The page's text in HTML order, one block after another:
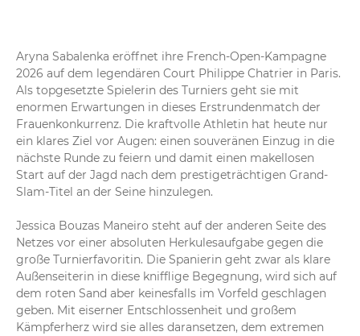
Aryna Sabalenka eröffnet ihre French-Open-Kampagne
2026 auf dem legendären Court Philippe Chatrier in Paris.
Als topgesetzte Spielerin des Turniers geht sie mit
enormen Erwartungen in dieses Erstrundenmatch der
Frauenkonkurrenz. Die kraftvolle Athletin hat heute nur
ein klares Ziel vor Augen: einen souveränen Einzug in die
nächste Runde zu feiern und damit einen makellosen
Start auf der Jagd nach dem prestigeträchtigen Grand-
Slam-Titel an der Seine hinzulegen.
Jessica Bouzas Maneiro steht auf der anderen Seite des
Netzes vor einer absoluten Herkulesaufgabe gegen die
große Turnierfavoritin. Die Spanierin geht zwar als klare
Außenseiterin in diese knifflige Begegnung, wird sich auf
dem roten Sand aber keinesfalls im Vorfeld geschlagen
geben. Mit eiserner Entschlossenheit und großem
Kämpferherz wird sie alles daransetzen, dem extremen